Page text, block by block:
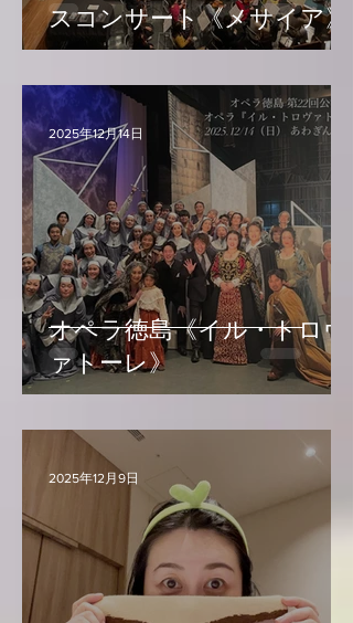
スコンサート《メサイア》
オペラ徳島《イル・トロヴ
ァトーレ》
2025年12月14日
2025年12月9日